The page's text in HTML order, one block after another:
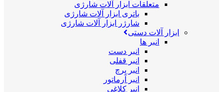
متعلقات ابزار آلات شارژی
باتری ابزار آلات شارژی
شارژر ابزار آلات شارژی
ابزار آلات دستی
انبر ها
انبر دست
انبر قفلی
انبر پرچ
انبر آرماتور
انبر کلاغی